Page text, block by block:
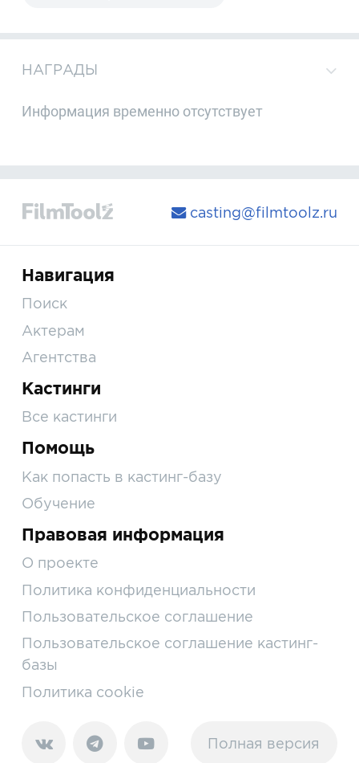
НАГРАДЫ
Информация временно отсутствует
casting@filmtoolz.ru
Навигация
Поиск
Актерам
Агентства
Кастинги
Все кастинги
Помощь
Как попасть в кастинг-базу
Обучение
Правовая информация
О проекте
Политика конфиденциальности
Пользовательское соглашение
Пользовательское соглашение кастинг-
базы
Политика cookie
Полная версия